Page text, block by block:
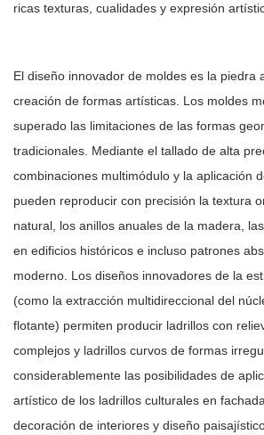
ricas texturas, cualidades y expresión
El diseño innovador de moldes es la piedra
creación de formas artísticas. Los moldes
superado las limitaciones de las formas
tradicionales. Mediante el tallado de alta
combinaciones multimódulo y la aplicación
pueden reproducir con precisión la textura
natural, los anillos anuales de la madera,
en edificios históricos e incluso patrones
moderno. Los diseños innovadores de la
(como la extracción multidireccional del
flotante) permiten producir ladrillos con
complejos y ladrillos curvos de formas
considerablemente las posibilidades de
artístico de los ladrillos culturales en
decoración de interiores y diseño